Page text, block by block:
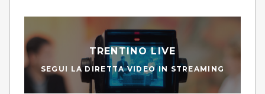
TRENTINO LIVE
SEGUI LA DIRETTA VIDEO IN STREAMING